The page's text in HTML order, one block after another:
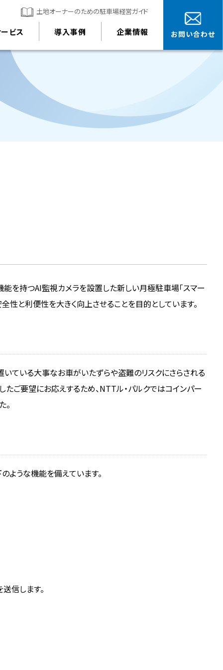
土地オーナーのための駐車場経営ガイド
ビス 導入事例 企業情報 お問い合わせ
能を持つAI監視カメラを設置した新しい月極駐車場「スマー
と利便性を大きく向上させることを目的としています。
ている大事なお車がいたずらや盗難のリスクにさらされる
たご要望にお応えするため、NTTル・パルクではコインパー
。
ような機能を備えています。
信します。